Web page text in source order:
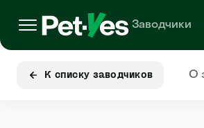
Заводчики
К списку заводчиков О